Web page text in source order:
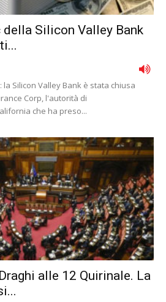
Silicon Valley Bank
Silicon Valley Bank è stata chiusa
Corp, l'autorità di
che ha preso...
alle 12 Quirinale. La